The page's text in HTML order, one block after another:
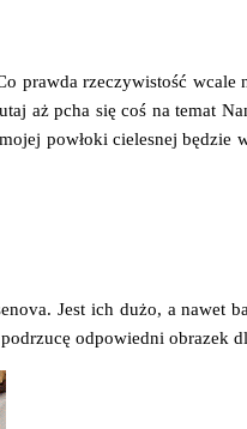
praw­da rze­czy­wi­stość wca­le
aż pcha się coś na temat
powło­ki cie­le­snej
Jest ich dużo, a nawet
odpo­wied­ni obra­zek